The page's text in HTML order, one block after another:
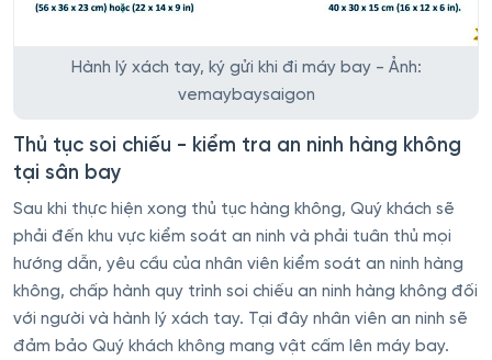
Hành lý xách tay, ký gửi khi đi máy bay - Ảnh:
vemaybaysaigon
Thủ tục soi chiếu - kiểm tra an ninh hàng không
tại sân bay
Sau khi thực hiện xong thủ tục hàng không, Quý khách sẽ
phải đến khu vực kiểm soát an ninh và phải tuân thủ mọi
hướng dẫn, yêu cầu của nhân viên kiểm soát an ninh hàng
không, chấp hành quy trình soi chiếu an ninh hàng không đối
với người và hành lý xách tay. Tại đây nhân viên an ninh sẽ
đảm bảo Quý khách không mang vật cấm lên máy bay.